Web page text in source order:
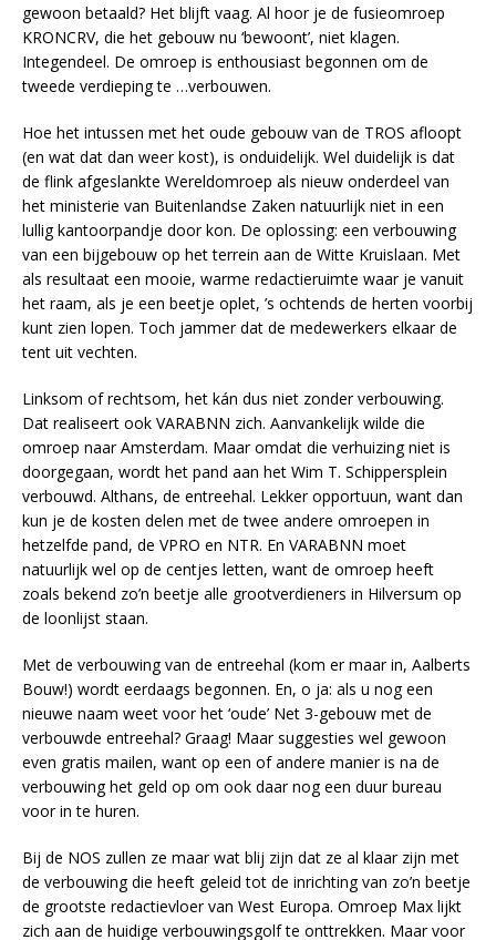
gewoon betaald? Het blijft vaag. Al hoor je de fusieomroep
KRONCRV, die het gebouw nu ‘bewoont’, niet klagen.
Integendeel. De omroep is enthousiast begonnen om de
tweede verdieping te …verbouwen.
Hoe het intussen met het oude gebouw van de TROS afloopt
(en wat dat dan weer kost), is onduidelijk. Wel duidelijk is dat
de flink afgeslankte Wereldomroep als nieuw onderdeel van
het ministerie van Buitenlandse Zaken natuurlijk niet in een
lullig kantoorpandje door kon. De oplossing: een verbouwing
van een bijgebouw op het terrein aan de Witte Kruislaan. Met
als resultaat een mooie, warme redactieruimte waar je vanuit
het raam, als je een beetje oplet, ’s ochtends de herten voorbij
kunt zien lopen. Toch jammer dat de medewerkers elkaar de
tent uit vechten.
Linksom of rechtsom, het kán dus niet zonder verbouwing.
Dat realiseert ook VARABNN zich. Aanvankelijk wilde die
omroep naar Amsterdam. Maar omdat die verhuizing niet is
doorgegaan, wordt het pand aan het Wim T. Schippersplein
verbouwd. Althans, de entreehal. Lekker opportuun, want dan
kun je de kosten delen met de twee andere omroepen in
hetzelfde pand, de VPRO en NTR. En VARABNN moet
natuurlijk wel op de centjes letten, want de omroep heeft
zoals bekend zo’n beetje alle grootverdieners in Hilversum op
de loonlijst staan.
Met de verbouwing van de entreehal (kom er maar in, Aalberts
Bouw!) wordt eerdaags begonnen. En, o ja: als u nog een
nieuwe naam weet voor het ‘oude’ Net 3-gebouw met de
verbouwde entreehal? Graag! Maar suggesties wel gewoon
even gratis mailen, want op een of andere manier is na de
verbouwing het geld op om ook daar nog een duur bureau
voor in te huren.
Bij de NOS zullen ze maar wat blij zijn dat ze al klaar zijn met
de verbouwing die heeft geleid tot de inrichting van zo’n beetje
de grootste redactievloer van West Europa. Omroep Max lijkt
zich aan de huidige verbouwingsgolf te onttrekken. Maar voor